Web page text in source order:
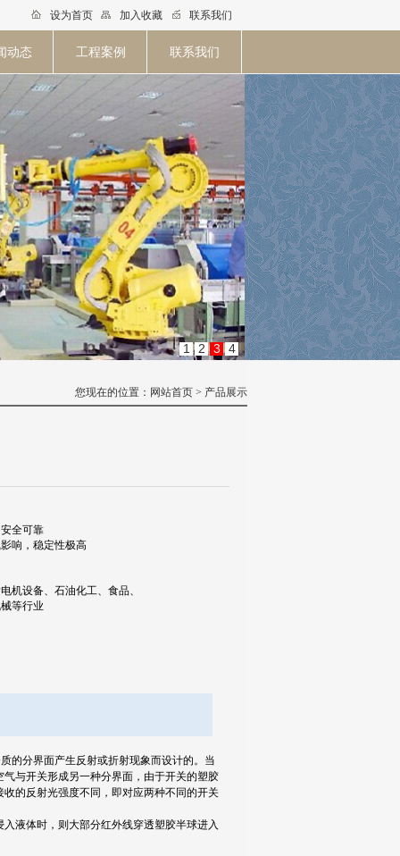
设为首页 加入收藏 联系我们
动态 工程案例 联系我们
1 2 3 4
您现在的位置：网站首页 > 产品展示
全可靠
响，稳定性极高
机设备、石油化工、食品、
等行业
的分界面产生反射或折射现象而设计的。当
与开关形成另一种分界面，由于开关的塑胶
的反射光强度不同，即对应两种不同的开关
液体时，则大部分红外线穿透塑胶半球进入